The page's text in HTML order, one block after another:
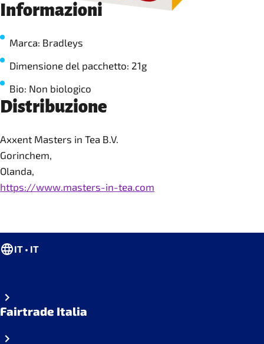
Informazioni
Marca: Bradleys
Dimensione del pacchetto: 21g
Bio: Non biologico
Distribuzione
Axxent Masters in Tea B.V.
Gorinchem,
Olanda,
https://www.masters-in-tea.com
IT • IT
Fairtrade Italia